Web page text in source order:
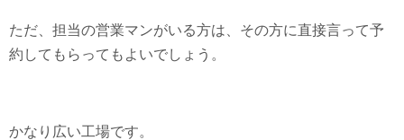
ただ、担当の営業マンがいる方は、その方に直接言って予
約してもらってもよいでしょう。
かなり広い工場です。